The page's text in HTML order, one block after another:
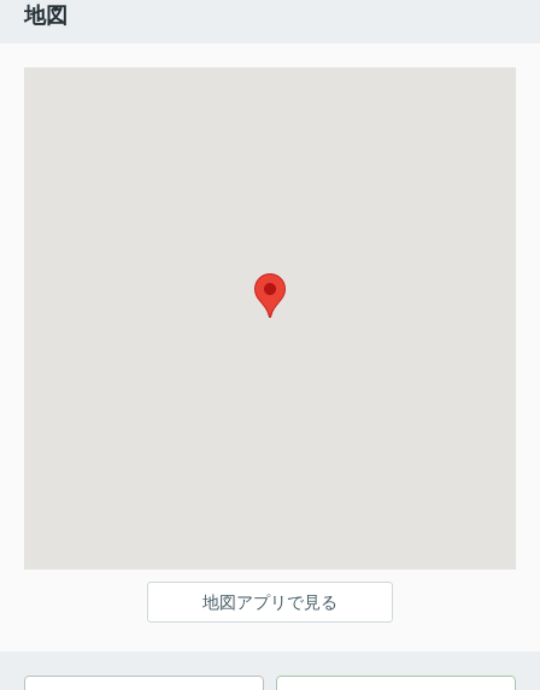
地図
地図アプリで見る